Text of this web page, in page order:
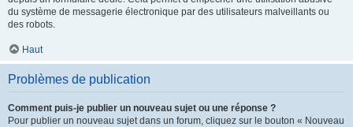
du système de messagerie électronique par des utilisateurs malveillants ou
des robots.
Haut
Problèmes de publication
Comment puis-je publier un nouveau sujet ou une réponse ?
Pour publier un nouveau sujet dans un forum, cliquez sur le bouton « Nouveau